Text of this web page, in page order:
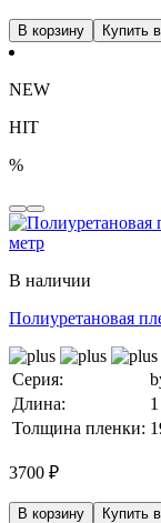
В корзину Купить
NEW
HIT
%
В наличии
Полиуретановая
Серия:
Длина:
Толщина пленки:
3700 ₽
В корзину Купить